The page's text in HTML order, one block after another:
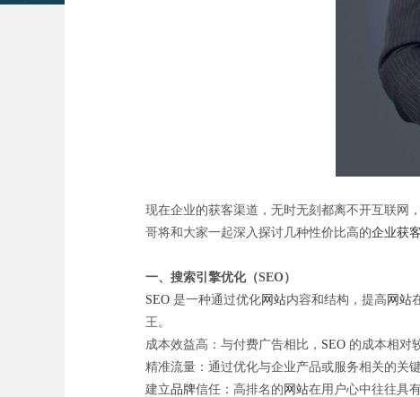
现在企业的获客渠道，无时无刻都离不开互联网
哥将和大家一起深入探讨几种性价比高的企业获客
一、搜索引擎优化（SEO）
SEO 是一种通过优化网站内容和结构，提高网站
王。
成本效益高：与付费广告相比， SEO 的成本相对
精准流量：通过优化与企业产品或服务相关的关
建立品牌信任：高排名的网站在用户心中往往具